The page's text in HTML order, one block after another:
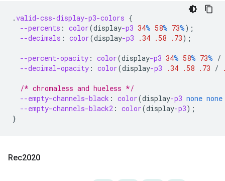
.valid-css-display-p3-colors {
--percents : color(display-p3 34% 58% 73%);
--decimals : color(display-p3 .34 .58 .73);
--percent-opacity : color(display-p3 34% 58% 73% /
--decimal-opacity : color(display-p3 .34 .58 .73 /
/* chromaless and hueless */
--empty-channels-black : color(display-p3 none none
--empty-channels-black2 : color(display-p3);
}
Rec2020